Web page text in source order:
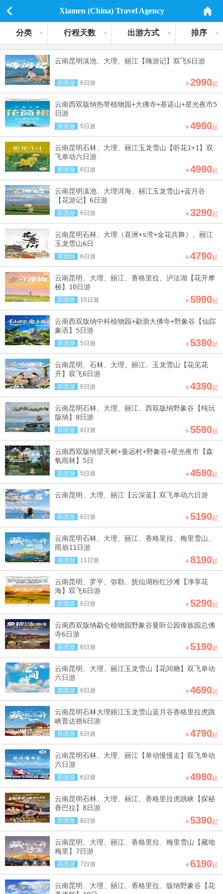
Xiamen (China) Travel Agency
分类 行程天数 出游方式 排序
云南昆明滇池、大理、丽江【嗨游记】双飞6日游
跟团游 6日游 ￥ 2990起
云南西双版纳热带植物园+大佛寺+基诺山+星光夜市5
日游
跟团游 5日游 ￥ 4990起
云南昆明石林、大理、丽江玉龙雪山【听花1+1】双
飞单动六日游
跟团游 6日游 ￥ 4990起
云南昆明滇池、大理洱海、丽江玉龙雪山+蓝月谷
【花游记】6日游
跟团游 6日游 ￥ 3290起
云南昆明石林、大理（喜洲+s湾+金花共舞）、丽江
玉龙雪山6日
跟团游 6日游 ￥ 4790起
云南昆明、大理、丽江、香格里拉、泸沽湖【花开摩
梭】10日游
跟团游 10日游 ￥ 5990起
云南西双版纳中科植物园+勐泐大佛寺+野象谷【仙踪
象语】5日游
跟团游 5日游 ￥ 5390起
云南昆明、石林、大理、丽江、玉龙雪山【花见花
开】双飞6日游
跟团游 6日游 ￥ 4390起
云南昆明石林、大理、丽江、西双版纳野象谷【纯玩
版纳】8日游
跟团游 8日游 ￥ 5590起
云南西双版纳望天树+曼远村+野象谷+星光夜市【森
氧雨林】5日
跟团游 5日游 ￥ 4590起
云南昆明、大理、丽江【云深蓝】双飞单动六日游
跟团游 6日游 ￥ 5190起
云南昆明石林、大理、丽江、香格里拉、梅里雪山、
雨崩11日游
跟团游 11日游 ￥ 8190起
云南昆明、罗平、弥勒、抚仙湖粉红沙滩【净享花
海】双飞6日游
跟团游 6日游 ￥ 5290起
云南西双版纳勐仑植物园野象谷曼听公园傣族园总佛
寺6日游
跟团游 6日游 ￥ 5190起
云南昆明、大理、丽江玉龙雪山【花间糖】双飞单动
六日游
跟团游 6日游 ￥ 4690起
云南昆明石林大理丽江玉龙雪山蓝月谷香格里拉虎跳
峡普达措6日游
跟团游 6日游 ￥ 4790起
云南昆明石林、大理、丽江【单动慢慢走】双飞单动
六日游
跟团游 6日游 ￥ 4990起
云南昆明石林、大理、丽江、香格里拉虎跳峡【探秘
香巴拉】8日游
跟团游 8日游 ￥ 5390起
云南昆明、大理、丽江、香格里拉、梅里雪山【藏地
梅里】7日游
跟团游 7日游 ￥ 6190起
云南昆明、大理、丽江、香格里拉、版纳野象谷【花